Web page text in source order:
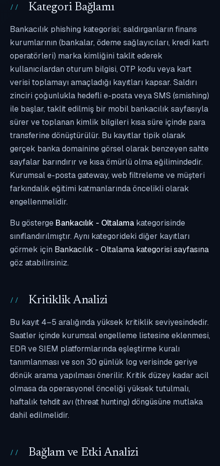
Kategori Bağlamı
Bankacılık phishing kategorisi; saldırganların finans
kurumlarının (bankalar, ödeme sağlayıcıları, kredi kartı
operatörleri) marka kimliğini taklit ederek
kullanıcılardan oturum bilgisi, OTP kodu veya kart
verisi toplamayı amaçladığı kayıtları kapsar. Saldırı
zinciri çoğunlukla hedefli e-posta veya SMS (smishing)
ile başlar, taklit edilmiş bir mobil bankacılık sayfasıyla
sürer ve toplanan kimlik bilgileri kısa süre içinde para
transferine dönüştürülür. Bu kayıtlar tipik olarak
gerçek banka domainine görsel olarak benzeyen sahte
sayfalar barındırır ve kısa ömürlü olma eğilimindedir.
Kurumsal e-posta gateway, web filtreleme ve müşteri
farkındalık eğitimi katmanlarında öncelikli olarak
engellenmelidir.
Bu gösterge Bankacılık - Oltalama kategorisinde
sınıflandırılmıştır. Aynı kategorideki diğer kayıtları
görmek için Bankacılık - Oltalama kategorisi sayfasına
göz atabilirsiniz.
Kritiklik Analizi
Bu kayıt 4–5 aralığında yüksek kritiklik seviyesindedir.
Saatler içinde kurumsal engelleme listesine eklenmesi,
EDR ve SIEM platformlarında eşleştirme kuralı
tanımlanması ve son 30 günlük log verisinde geriye
dönük arama yapılması önerilir. Kritik düzey kadar acil
olmasa da operasyonel önceliği yüksek tutulmalı,
haftalık tehdit avı (threat hunting) döngüsüne mutlaka
dahil edilmelidir.
Bağlam ve Etki Analizi